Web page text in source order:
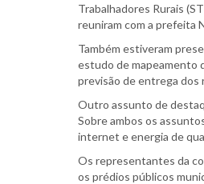
Trabalhadores Rurais
reuniram com a prefeita
Também estiveram
estudo de mapeamento
previsão de entrega dos
Outro assunto de
Sobre ambos os
internet e energia de
Os representantes da
os prédios públicos